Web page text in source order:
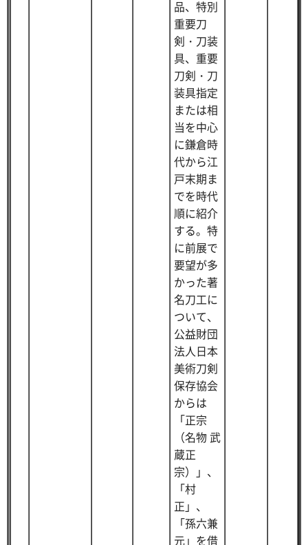
品、特別
重要刀
剣・刀装
具、重要
刀剣・刀
装具指定
または相
当を中心
に鎌倉時
代から江
戸末期ま
でを時代
順に紹介
する。特
に前展で
要望が多
かった著
名刀工に
ついて、
公益財団
法人日本
美術刀剣
保存協会
からは
「正宗
（名物 武
蔵正
宗）」、
「村
正」、
「孫六兼
元」を借